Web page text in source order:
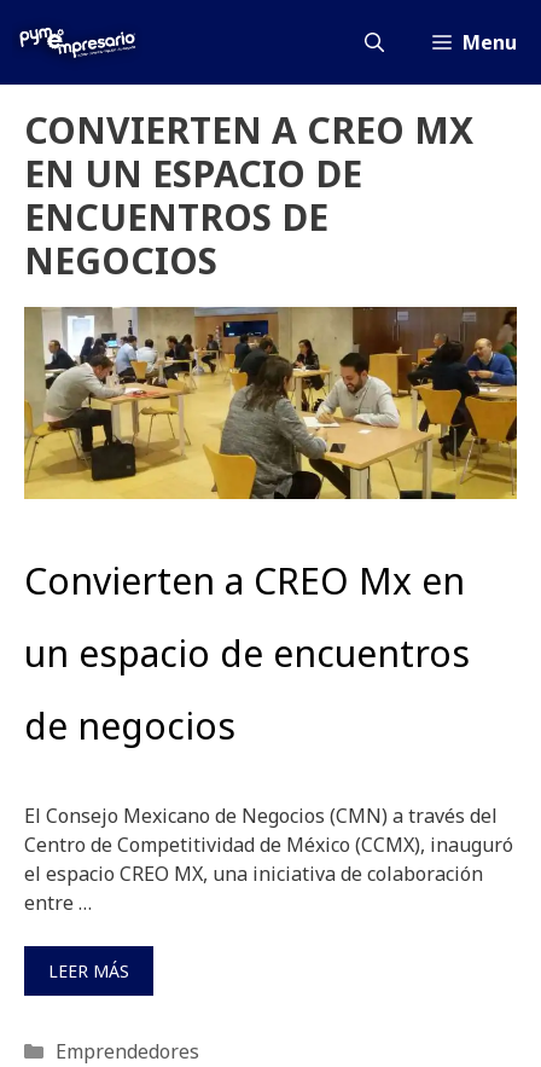
Menu
CONVIERTEN A CREO MX
EN UN ESPACIO DE
ENCUENTROS DE
NEGOCIOS
Convierten a CREO Mx en
un espacio de encuentros
de negocios
El Consejo Mexicano de Negocios (CMN) a través del
Centro de Competitividad de México (CCMX), inauguró
el espacio CREO MX, una iniciativa de colaboración
entre …
LEER MÁS
Categorías
Emprendedores